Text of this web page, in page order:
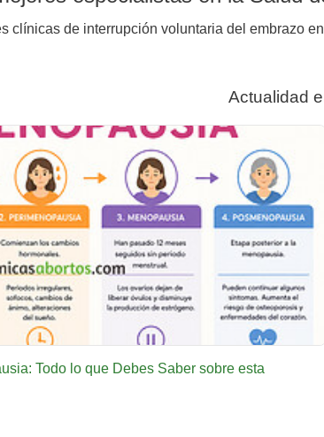
clínicas de interrupción voluntaria del embrazo
Actualidad
Todo lo que Debes Saber sobre esta